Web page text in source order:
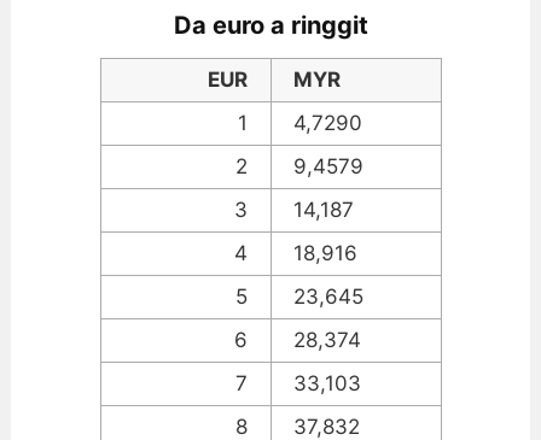
Da euro a ringgit
EUR
MYR
1
4,7290
2
9,4579
3
14,187
4
18,916
5
23,645
6
28,374
7
33,103
8
37,832